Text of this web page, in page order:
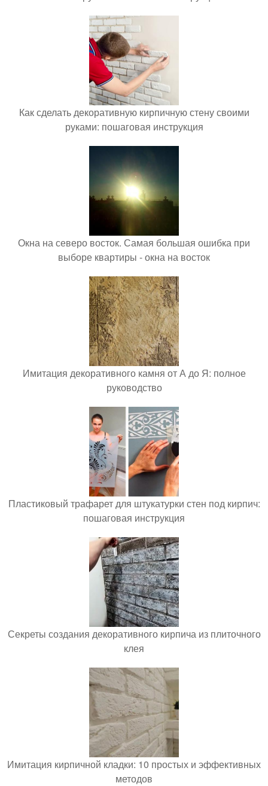
Как сделать декоративную кирпичную стену своими
руками: пошаговая инструкция
Окна на северо восток. Самая большая ошибка при
выборе квартиры - окна на восток
Имитация декоративного камня от А до Я: полное
руководство
Пластиковый трафарет для штукатурки стен под кирпич:
пошаговая инструкция
Секреты создания декоративного кирпича из плиточного
клея
Имитация кирпичной кладки: 10 простых и эффективных
методов